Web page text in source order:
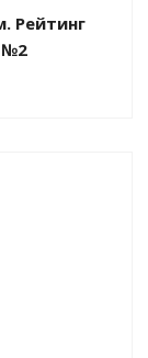
Рейтинг
№2